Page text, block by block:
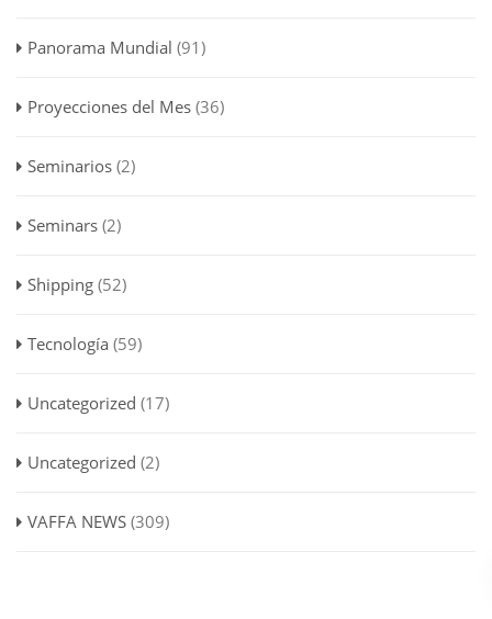
Panorama Mundial (91)
Proyecciones del Mes (36)
Seminarios (2)
Seminars (2)
Shipping (52)
Tecnología (59)
Uncategorized (17)
Uncategorized (2)
VAFFA NEWS (309)